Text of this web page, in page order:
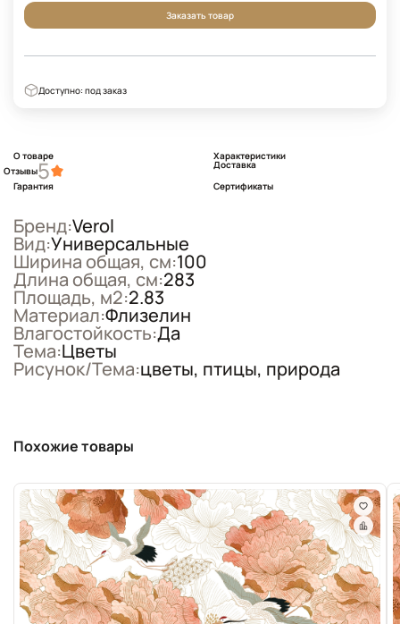
Заказать товар
Доступно: под заказ
О товаре
Характеристики
Отзывы5
Доставка
Гарантия
Сертификаты
Бренд:Verol
Вид:Универсальные
Ширина общая, см:100
Длина общая, см:283
Площадь, м2:2.83
Материал:Флизелин
Влагостойкость:Да
Тема:Цветы
Рисунок/Тема:цветы, птицы, природа
Похожие товары